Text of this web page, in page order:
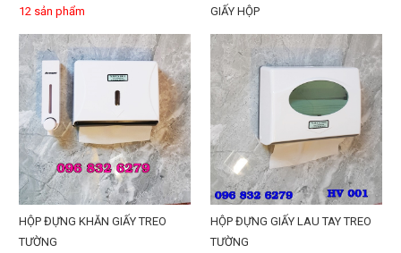
12 sản phẩm
GIẤY HỘP
HỘP ĐỰNG KHĂN GIẤY TREO
TƯỜNG
HỘP ĐỰNG GIẤY LAU TAY TREO
TƯỜNG